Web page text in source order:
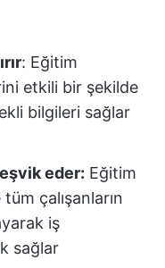
: Eğitim
etkili bir şekilde
bilgileri sağlar
eder: Eğitim
çalışanların
iş
sağlar